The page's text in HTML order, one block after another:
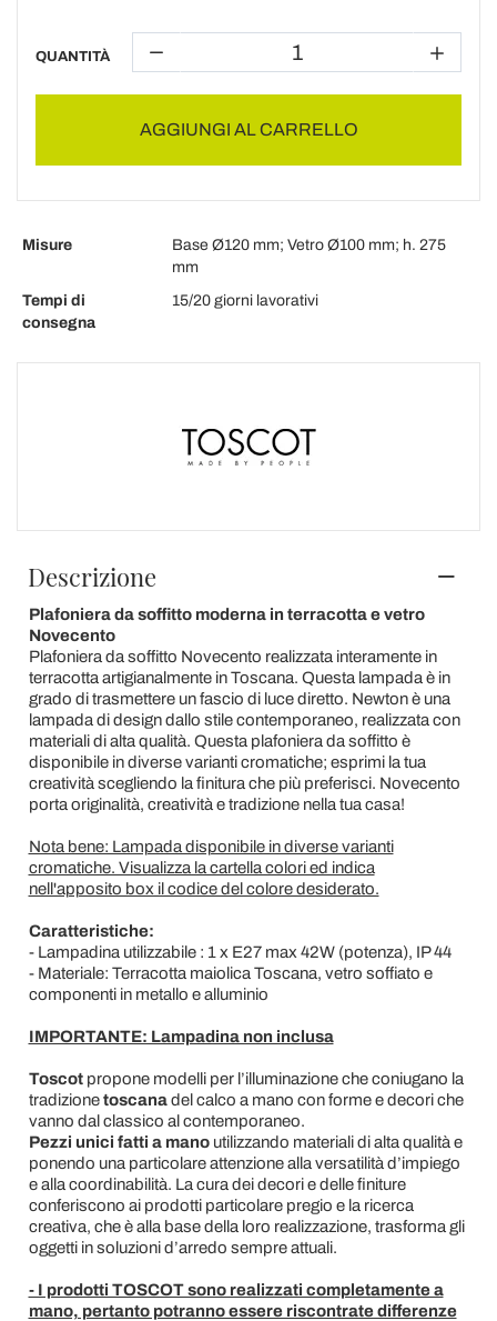
QUANTITÀ
AGGIUNGI AL CARRELLO
Misure
Base Ø120 mm; Vetro Ø100 mm; h. 275
mm
Tempi di
consegna
15/20 giorni lavorativi
Descrizione
Plafoniera da soffitto moderna in terracotta e vetro
Novecento
Plafoniera da soffitto Novecento realizzata interamente in
terracotta artigianalmente in Toscana. Questa lampada è in
grado di trasmettere un fascio di luce diretto. Newton è una
lampada di design dallo stile contemporaneo, realizzata con
materiali di alta qualità. Questa plafoniera da soffitto è
disponibile in diverse varianti cromatiche; esprimi la tua
creatività scegliendo la finitura che più preferisci. Novecento
porta originalità, creatività e tradizione nella tua casa!
Nota bene: Lampada disponibile in diverse varianti
cromatiche. Visualizza la cartella colori ed indica
nell'apposito box il codice del colore desiderato.
Caratteristiche:
- Lampadina utilizzabile : 1 x E27 max 42W (potenza), IP 44
- Materiale: Terracotta maiolica Toscana, vetro soffiato e
componenti in metallo e alluminio
IMPORTANTE: Lampadina non inclusa
Toscot propone modelli per l’illuminazione che coniugano la
tradizionetoscanadel calco a mano con forme e decori che
vanno dal classico al contemporaneo.
Pezzi unici fatti a manoutilizzando materiali di alta qualità e
ponendo una particolare attenzione alla versatilità d’impiego
e alla coordinabilità. La cura dei decori e delle finiture
conferiscono ai prodotti particolare pregio e la ricerca
creativa, che è alla base della loro realizzazione, trasforma gli
oggetti in soluzioni d’arredo sempre attuali.
- I prodotti TOSCOT sono realizzati completamente a
mano, pertanto potranno essere riscontrate differenze